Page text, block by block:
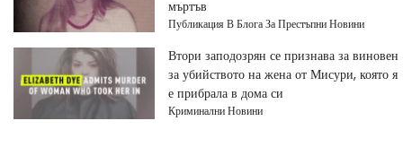
мъртъв
Публикация В Блога За Престъпни Новини
Втори заподозрян се признава за виновен
за убийството на жена от Мисури, която я
е прибрала в дома си
Криминални Новини